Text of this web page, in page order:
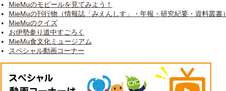
MieMuのモビールを見てみよう！
MieMuの刊行物（情報誌「みえんしす」・年報・研究紀要・資料叢書）
MieMuのクイズ
お伊勢参り道中すごろく
MieMu食文化ミュージアム
スペシャル動画コーナー